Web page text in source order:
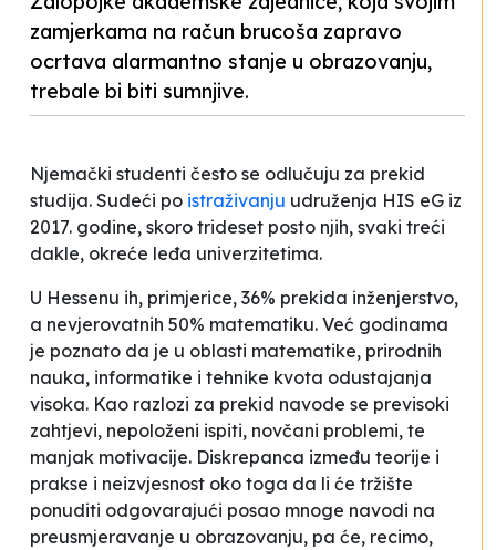
zamjerkama na račun brucoša zapravo
ocrtava alarmantno stanje u obrazovanju,
trebale bi biti sumnjive.
Njemački studenti često se odlučuju za prekid
studija. Sudeći po istraživanju udruženja HIS eG iz
2017. godine, skoro trideset posto njih, svaki treći
dakle, okreće leđa univerzitetima.
U Hessenu ih, primjerice, 36% prekida inženjerstvo,
a nevjerovatnih 50% matematiku. Već godinama
je poznato da je u oblasti matematike, prirodnih
nauka, informatike i tehnike kvota odustajanja
visoka. Kao razlozi za prekid navode se previsoki
zahtjevi, nepoloženi ispiti, novčani problemi, te
manjak motivacije. Diskrepanca između teorije i
prakse i neizvjesnost oko toga da li će tržište
ponuditi odgovarajući posao mnoge navodi na
preusmjeravanje u obrazovanju, pa će, recimo,